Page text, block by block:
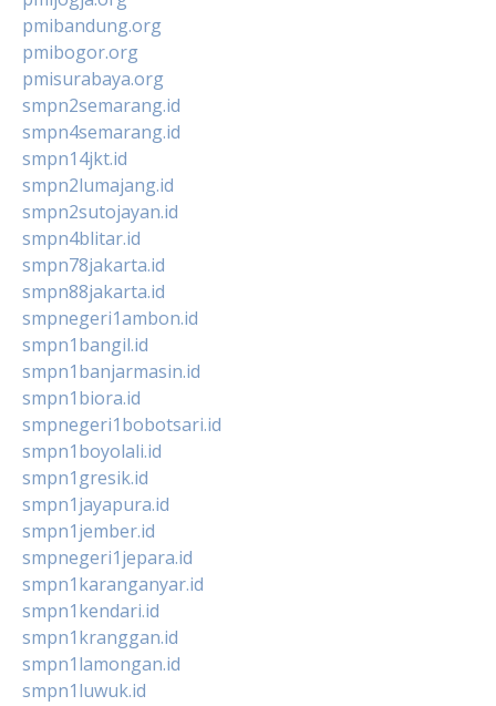
pmibandung.org
pmibogor.org
pmisurabaya.org
smpn2semarang.id
smpn4semarang.id
smpn14jkt.id
smpn2lumajang.id
smpn2sutojayan.id
smpn4blitar.id
smpn78jakarta.id
smpn88jakarta.id
smpnegeri1ambon.id
smpn1bangil.id
smpn1banjarmasin.id
smpn1biora.id
smpnegeri1bobotsari.id
smpn1boyolali.id
smpn1gresik.id
smpn1jayapura.id
smpn1jember.id
smpnegeri1jepara.id
smpn1karanganyar.id
smpn1kendari.id
smpn1kranggan.id
smpn1lamongan.id
smpn1luwuk.id